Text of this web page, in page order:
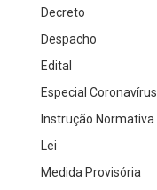
Decreto
Despacho
Edital
Especial Coronavírus
Instrução Normativa
Lei
Medida Provisória